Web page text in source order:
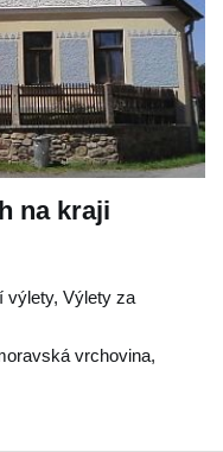
na kraji
výlety, Výlety za
vrchovina,